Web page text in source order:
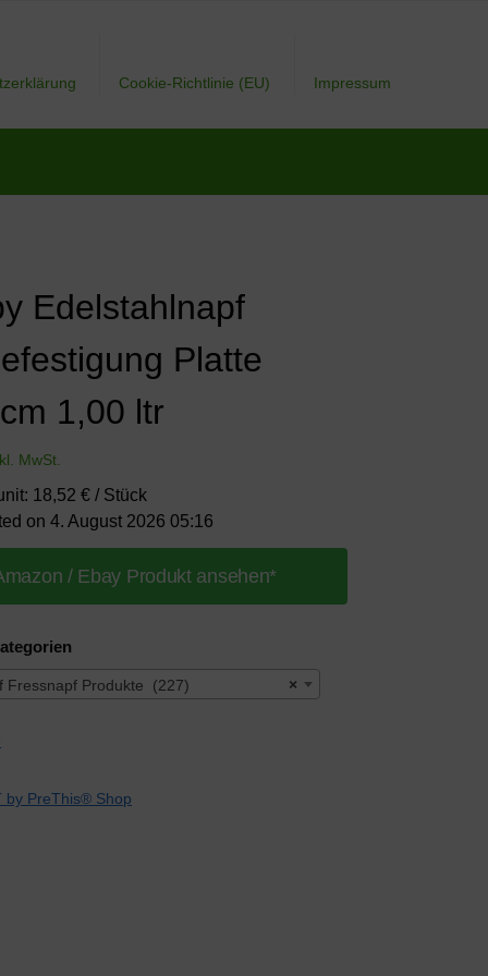
Cookie-Richtlinie (EU) Impressum
Edelstahlnapf
Platte
1,00 ltr
MwSt.
18,52 € / Stück
on 4. August 2026 05:16
/ Ebay Produkt ansehen*
×
Fressnapf Produkte (227)